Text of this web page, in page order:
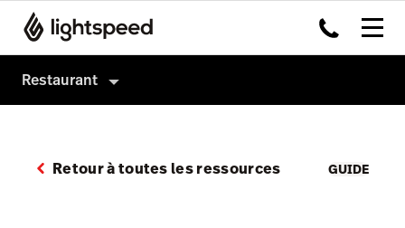
Restaurant
Système de caisse
Matériel
Retour à toutes les ressources GUIDE